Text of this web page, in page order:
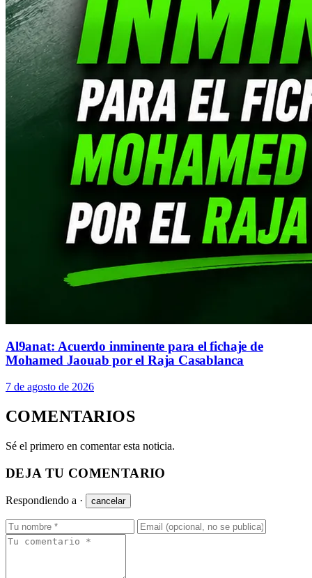
Al9anat: Acuerdo inminente para el fichaje de
Mohamed Jaouab por el Raja Casablanca
7 de agosto de 2026
COMENTARIOS
Sé el primero en comentar esta noticia.
DEJA TU COMENTARIO
Respondiendo a · cancelar